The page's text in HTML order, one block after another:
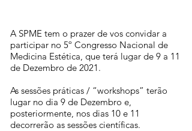
A SPME tem o prazer de vos convidar a
participar no 5º Congresso Nacional de
Medicina Estética, que terá lugar de 9 a 11
de Dezembro de 2021. ​
As sessões práticas / “workshops” terão
lugar no dia 9 de Dezembro e,
posteriormente, nos dias 10 e 11
decorrerão as sessões científicas.